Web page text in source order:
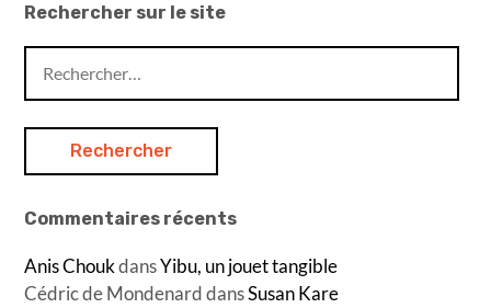
Rechercher sur le site
Commentaires récents
Anis ChoukdansYibu, un jouet tangible
Cédric de MondenarddansSusan Kare